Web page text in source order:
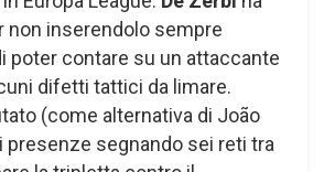
non inserendolo sempre
poter contare su un attaccante
difetti tattici da limare.
(come alternativa di João
presenze segnando sei reti tra